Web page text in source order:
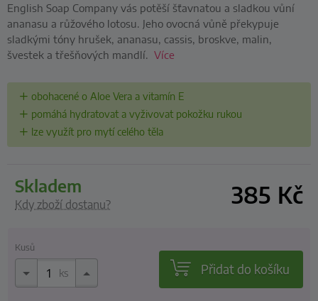
English Soap Company vás potěší šťavnatou a sladkou vůní
ananasu a růžového lotosu. Jeho ovocná vůně překypuje
sladkými tóny hrušek, ananasu, cassis, broskve, malin,
švestek a třešňových mandlí. Více
obohacené o Aloe Vera a vitamín E
pomáhá hydratovat a vyživovat pokožku rukou
lze využít pro mytí celého těla
skladem
Kdy zboží dostanu? 385 Kč
Kusů
ks Přidat do košíku